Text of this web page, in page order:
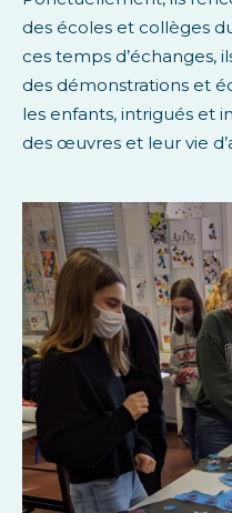
des écoles et collèges
ces temps d’échanges,
des démonstrations et
les enfants, intrigués et
des œuvres et leur vie